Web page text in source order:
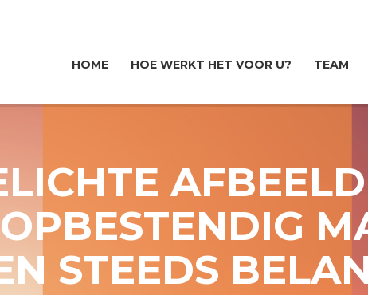
HOME HOE WERKT HET VOOR U? TEAM
STEEDS